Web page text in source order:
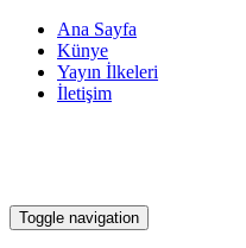
Ana Sayfa
Künye
Yayın İlkeleri
İletişim
Toggle navigation